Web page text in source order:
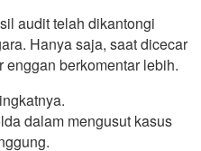
audit telah dikantongi
Hanya saja, saat dicecar
berkomentar lebih.
dalam mengusut kasus